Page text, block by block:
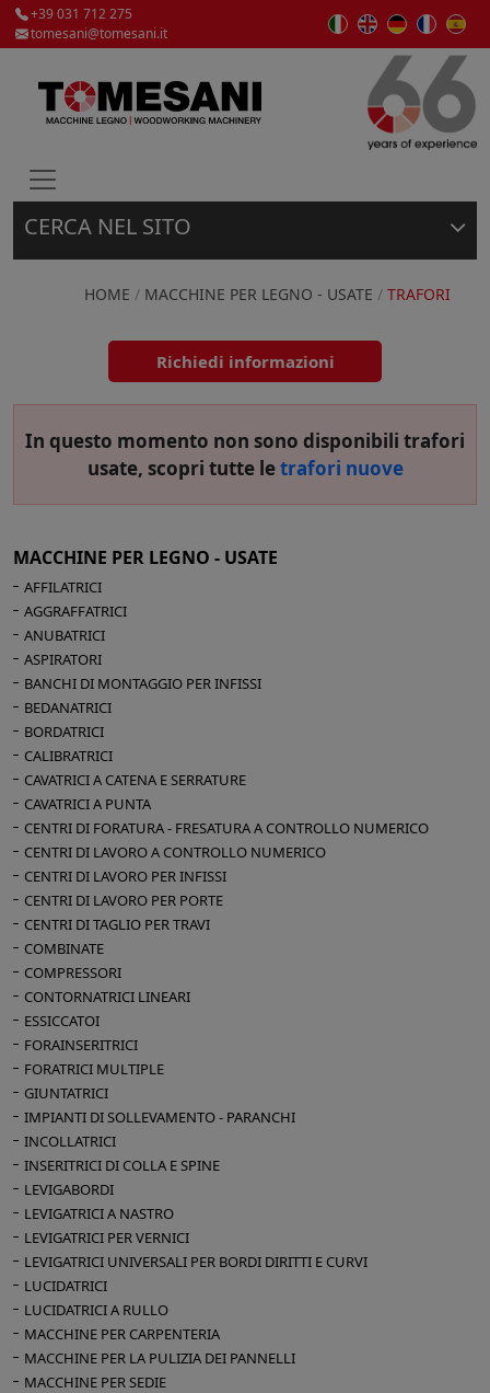
+39 031 712 275
tomesani@tomesani.it
CERCA NEL SITO
Macchine per la lavorazione del legno e materie
plastiche, nuove e usate delle migliori marche.
Usato
Nuovo
HOME / MACCHINE PER LEGNO - USATE / TRAFORI
Richiedi informazioni
In questo momento non sono disponibili trafori
usate, scopri tutte letrafori nuove
MACCHINE PER LEGNO - USATE
AFFILATRICI
AGGRAFFATRICI
ANUBATRICI
ASPIRATORI
BANCHI DI MONTAGGIO PER INFISSI
BEDANATRICI
BORDATRICI
CALIBRATRICI
CAVATRICI A CATENA E SERRATURE
CAVATRICI A PUNTA
CENTRI DI FORATURA - FRESATURA A CONTROLLO NUMERICO
CENTRI DI LAVORO A CONTROLLO NUMERICO
CENTRI DI LAVORO PER INFISSI
CENTRI DI LAVORO PER PORTE
CENTRI DI TAGLIO PER TRAVI
COMBINATE
COMPRESSORI
CONTORNATRICI LINEARI
ESSICCATOI
FORAINSERITRICI
FORATRICI MULTIPLE
GIUNTATRICI
IMPIANTI DI SOLLEVAMENTO - PARANCHI
INCOLLATRICI
INSERITRICI DI COLLA E SPINE
LEVIGABORDI
LEVIGATRICI A NASTRO
LEVIGATRICI PER VERNICI
LEVIGATRICI UNIVERSALI PER BORDI DIRITTI E CURVI
LUCIDATRICI
LUCIDATRICI A RULLO
MACCHINE PER CARPENTERIA
MACCHINE PER LA PULIZIA DEI PANNELLI
MACCHINE PER SEDIE